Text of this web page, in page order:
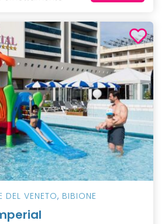
DEL VENETO, BIBIONE